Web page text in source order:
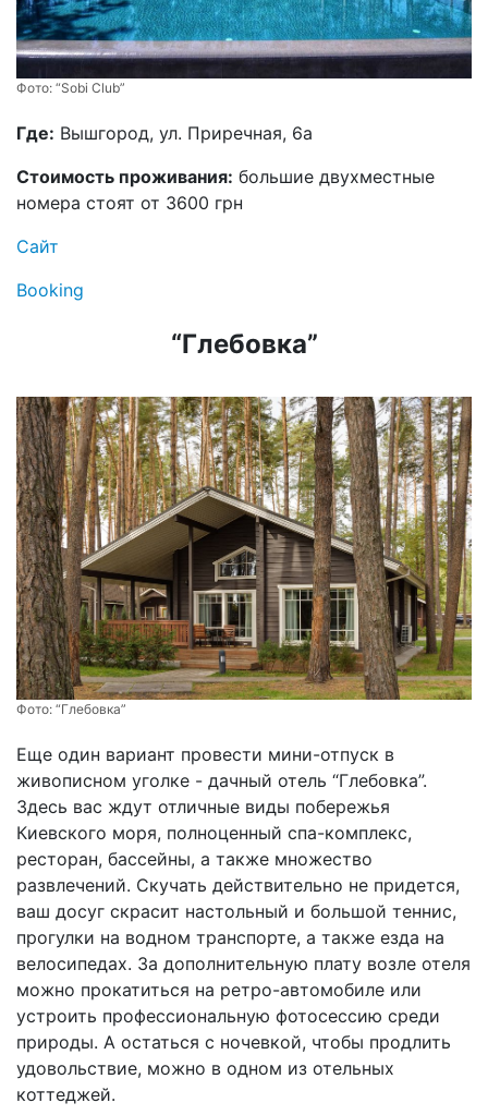
Фото: “Sobi Club”
Где: Вышгород, ул. Приречная, 6а
Стоимость проживания: большие двухместные
номера стоят от 3600 грн
Сайт
Booking
“Глебовка”
Фото: “Глебовка”
Еще один вариант провести мини-отпуск в
живописном уголке - дачный отель “Глебовка”.
Здесь вас ждут отличные виды побережья
Киевского моря, полноценный спа-комплекс,
ресторан, бассейны, а также множество
развлечений. Скучать действительно не придется,
ваш досуг скрасит настольный и большой теннис,
прогулки на водном транспорте, а также езда на
велосипедах. За дополнительную плату возле отеля
можно прокатиться на ретро-автомобиле или
устроить профессиональную фотосессию среди
природы. А остаться с ночевкой, чтобы продлить
удовольствие, можно в одном из отельных
коттеджей.